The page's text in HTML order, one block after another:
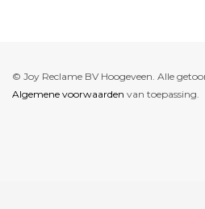
© Joy Reclame BV Hoogeveen. Alle
Algemene voorwaarden van toepassing.